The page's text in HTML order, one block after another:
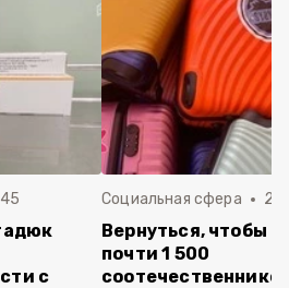
с
Социальная сфера 20
Вернуться, чтобы
почти 1 500